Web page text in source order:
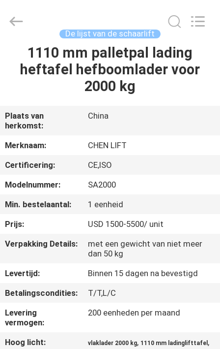
HUIS
OVER
ONS
FABRIEKSTOCHT
NEEM
CONTACT
ONS
OP
NIEUWS
LTD.
De lijst van de schaarlift
1110 mm palletpal lading
heftafel hefboomlader voor
2000 kg
Plaats van
herkomst:
China
Merknaam:
CHEN LIFT
Certificering:
CE,ISO
Modelnummer:
SA2000
Min. bestelaantal:
1 eenheid
Prijs:
USD 1500-5500/ unit
Verpakking Details:
met een gewicht van niet meer
dan 50 kg
Levertijd:
Binnen 15 dagen na bevestigd
Betalingscondities:
T/T,L/C
Levering
vermogen:
200 eenheden per maand
Hoog licht: vlaklader 2000 kg, 1110 mm ladinglifttafel ,